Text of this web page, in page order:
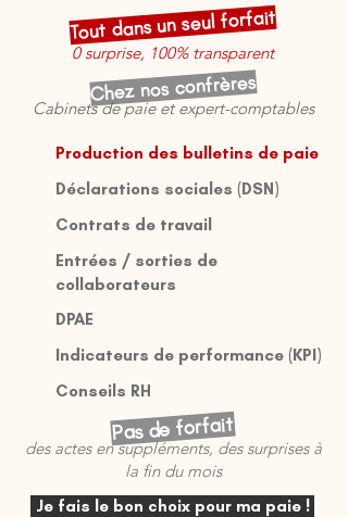
Tout dans un seul forfait
0 surprise, 100% transparent
Chez nos confrères
Cabinets de paie et expert-comptables
Production des bulletins de paie
Déclarations sociales (DSN)
Contrats de travail
Entrées / sorties de
collaborateurs
DPAE
Indicateurs de performance (KPI)
Conseils RH
Pas de forfait
des actes en suppléments, des surprises à
la fin du mois
Je fais le bon choix pour ma paie !